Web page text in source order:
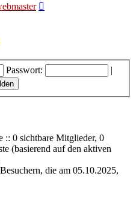
Passwort:
|
:: 0 sichtbare Mitglieder, 0
(basierend auf den aktiven
Besuchern, die am 05.10.2025,